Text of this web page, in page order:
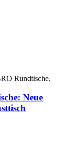
Rundtische.
Neue